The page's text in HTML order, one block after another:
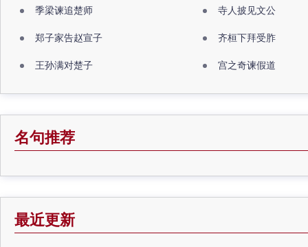
季梁谏追楚师 寺人披见文公
郑子家告赵宣子 齐桓下拜受胙
王孙满对楚子 宫之奇谏假道
名句推荐
最近更新